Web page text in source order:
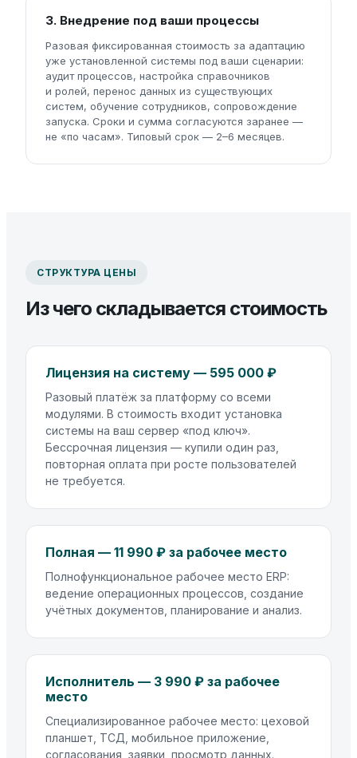
3. Внедрение под ваши процессы
Разовая фиксированная стоимость за адаптацию
уже установленной системы под ваши сценарии:
аудит процессов, настройка справочников
и ролей, перенос данных из существующих
систем, обучение сотрудников, сопровождение
запуска. Сроки и сумма согласуются заранее —
не «по часам». Типовый срок — 2–6 месяцев.
СТРУКТУРА ЦЕНЫ
Из чего складывается стоимость
Лицензия на систему — 595 000 ₽
Разовый платёж за платформу со всеми
модулями. В стоимость входит установка
системы на ваш сервер «под ключ».
Бессрочная лицензия — купили один раз,
повторная оплата при росте пользователей
не требуется.
Полная — 11 990 ₽ за рабочее место
Полнофункциональное рабочее место ERP:
ведение операционных процессов, создание
учётных документов, планирование и анализ.
Исполнитель — 3 990 ₽ за рабочее
место
Специализированное рабочее место: цеховой
планшет, ТСД, мобильное приложение,
согласования, заявки, просмотр данных.